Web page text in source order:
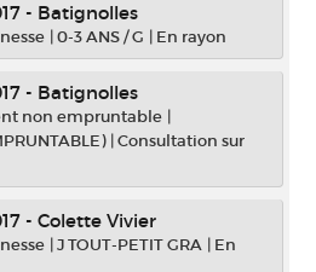
- Batignolles
|0-3 ANS / G | En rayon
- Batignolles
non empruntable |
|Consultation sur
- Colette Vivier
|J TOUT-PETIT GRA | En